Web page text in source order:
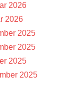
2026
2026
2025
2025
2025
2025